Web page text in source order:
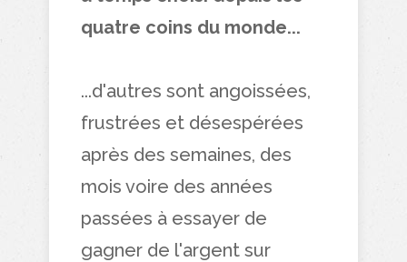
quatre coins du monde...
...d'autres sont angoissées,
frustrées et désespérées
après des semaines, des
mois voire des années
passées à essayer de
gagner de l'argent sur